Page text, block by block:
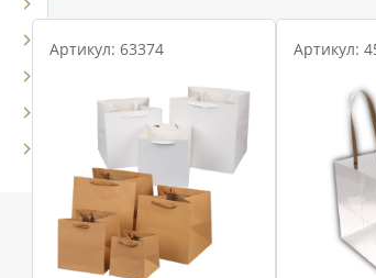
Артикул: 63374 Артикул: